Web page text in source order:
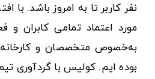
نفر کاربر تا به امروز باشد. با
مورد اعتماد تمامی کابران و
به‌خصوص متخصصان و
بوده ایم. کولیس با گردآوری